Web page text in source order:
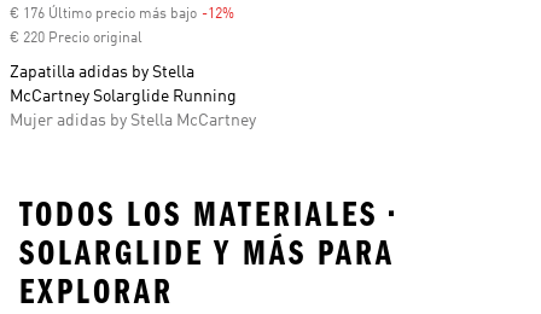
€ 176 Último precio más bajo -12%
€ 220 Precio original
Zapatilla adidas by Stella
McCartney Solarglide Running
Mujer adidas by Stella McCartney
TODOS LOS MATERIALES •
SOLARGLIDE Y MÁS PARA
EXPLORAR